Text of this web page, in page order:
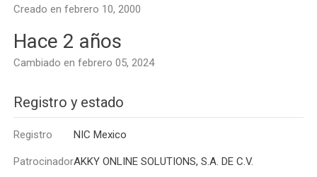
Creado en febrero 10, 2000
Hace 2 años
Cambiado en febrero 05, 2024
Registro y estado
Registro NIC Mexico
PatrocinadorAKKY ONLINE SOLUTIONS, S.A. DE C.V.